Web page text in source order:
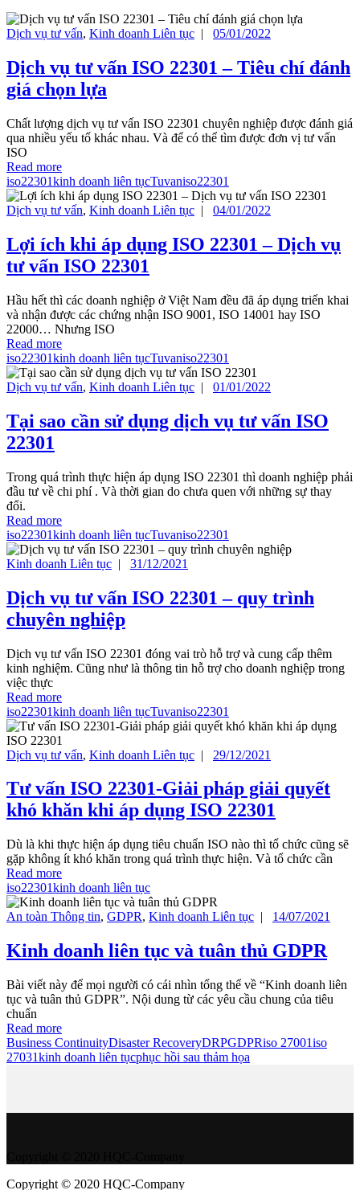
Dịch vụ tư vấn, Kinh doanh Liên tục | 05/01/2022
Dịch vụ tư vấn ISO 22301 – Tiêu chí đánh
giá chọn lựa
Chất lượng dịch vụ tư vấn ISO 22301 chuyên nghiệp được đánh giá
qua nhiều yếu tố khác nhau. Và để có thể tìm được đơn vị tư vấn
ISO
Read more
iso22301kinh doanh liên tụcTuvaniso22301
Dịch vụ tư vấn, Kinh doanh Liên tục | 04/01/2022
Lợi ích khi áp dụng ISO 22301 – Dịch vụ
tư vấn ISO 22301
Hầu hết thì các doanh nghiệp ở Việt Nam đều đã áp dụng triển khai
và nhận được các chứng nhận ISO 9001, ISO 14001 hay ISO
22000… Nhưng ISO
Read more
iso22301kinh doanh liên tụcTuvaniso22301
Dịch vụ tư vấn, Kinh doanh Liên tục | 01/01/2022
Tại sao cần sử dụng dịch vụ tư vấn ISO
22301
Trong quá trình thực hiện áp dụng ISO 22301 thì doanh nghiệp phải
đầu tư về chi phí . Và thời gian do chưa quen với những sự thay
đổi.
Read more
iso22301kinh doanh liên tụcTuvaniso22301
Kinh doanh Liên tục | 31/12/2021
Dịch vụ tư vấn ISO 22301 – quy trình
chuyên nghiệp
Dịch vụ tư vấn ISO 22301 đóng vai trò hỗ trợ và cung cấp thêm
kinh nghiệm. Cũng như là thông tin hỗ trợ cho doanh nghiệp trong
việc thực
Read more
iso22301kinh doanh liên tụcTuvaniso22301
Dịch vụ tư vấn, Kinh doanh Liên tục | 29/12/2021
Tư vấn ISO 22301-Giải pháp giải quyết
khó khăn khi áp dụng ISO 22301
Dù là khi thực hiện áp dụng tiêu chuẩn ISO nào thì tổ chức cũng sẽ
gặp không ít khó khăn trong quá trình thực hiện. Và tổ chức cần
Read more
iso22301kinh doanh liên tục
An toàn Thông tin, GDPR, Kinh doanh Liên tục | 14/07/2021
Kinh doanh liên tục và tuân thủ GDPR
Bài viết này để mọi người có cái nhìn tổng thể về “Kinh doanh liên
tục và tuân thủ GDPR”. Nội dung từ các yêu cầu chung của tiêu
chuẩn
Read more
Business ContinuityDisaster RecoveryDRPGDPRiso 27001iso
27031kinh doanh liên tụcphục hồi sau thảm họa
Copyright © 2020 HQC-Company